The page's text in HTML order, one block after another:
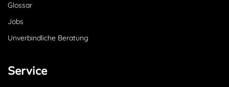
Glossar
Jobs
Unverbindliche Beratung
Service